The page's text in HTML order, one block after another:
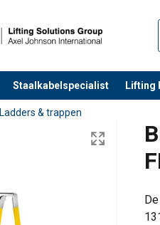
Staalkabelspecialist Lifting
Ladders & trappen